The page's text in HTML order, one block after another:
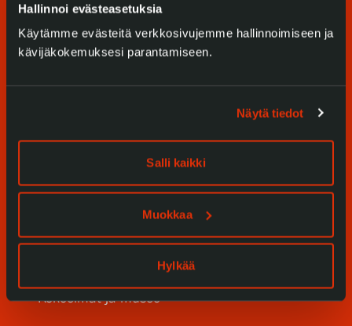
Hallinnoi evästeasetuksia
Käytämme evästeitä verkkosivujemme hallinnoimiseen ja
kävijäkokemuksesi parantamiseen.
Näytä tiedot
Salli kaikki
Muokkaa
Hylkää
Näyttelyt
Kokoelmat ja museo